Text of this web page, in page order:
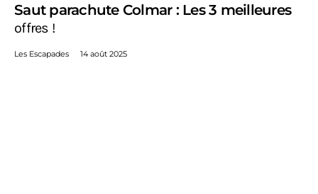
Saut parachute Colmar : Les 3 meilleures
offres !
Les Escapades 14 août 2025